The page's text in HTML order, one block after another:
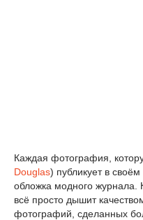
Каждая фотография,
Douglas) публикует в
обложка модного
всё просто дышит
фотографий, сделанных